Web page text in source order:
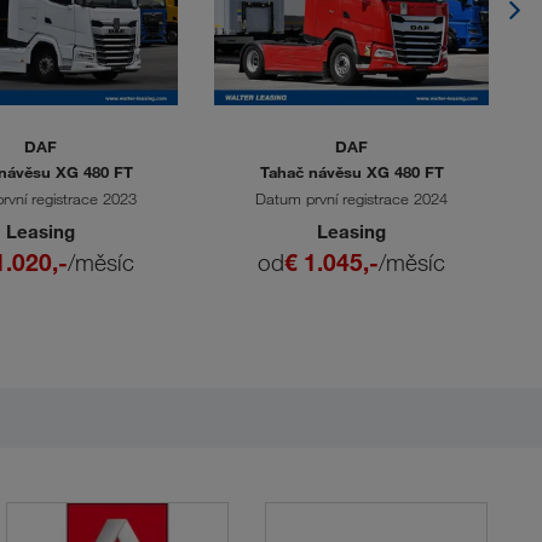
DAF
XG 480 FT
registrace 2023
Leasing
/měsíc
DAF
Tahač návěsu XG 480 FT
Datum první registrace 2024
Leasing
od€ 1.045,-/měsíc